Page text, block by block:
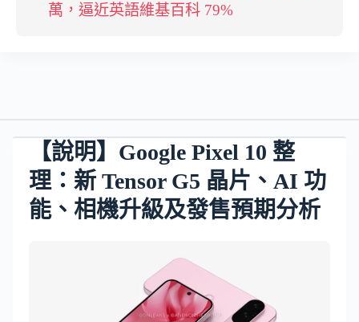
萬，逼近英語維基百科 79%
【說明】Google Pixel 10 整
理：新 Tensor G5 晶片、AI 功
能、相機升級及發售預期分析